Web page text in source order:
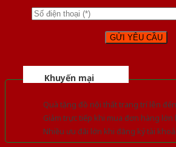
Khuyến mại
Quà tặng đồ nội thất trang trí lên đến
Giảm trực tiếp khi mua đơn hàng lớn
Nhiều ưu đãi lớn khi đăng ký tài